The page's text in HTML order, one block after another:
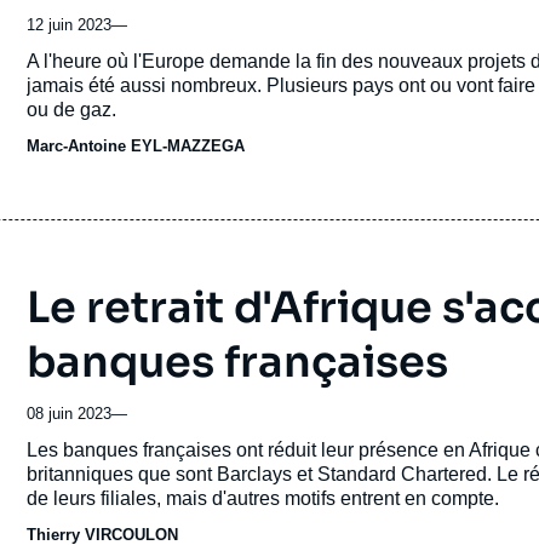
12 juin 2023—
Accroche
A l'heure où l'Europe demande la fin des nouveaux
jamais été aussi nombreux. Plusieurs pays ont ou vont
ou de gaz.
Marc-Antoine EYL-MAZZEGA
Le retrait d'Afrique
banques françaises
08 juin 2023—
Accroche
Les banques françaises ont réduit leur présence en
britanniques que sont Barclays et Standard Chartered. Le
de leurs filiales, mais d'autres motifs entrent en compte.
Thierry VIRCOULON